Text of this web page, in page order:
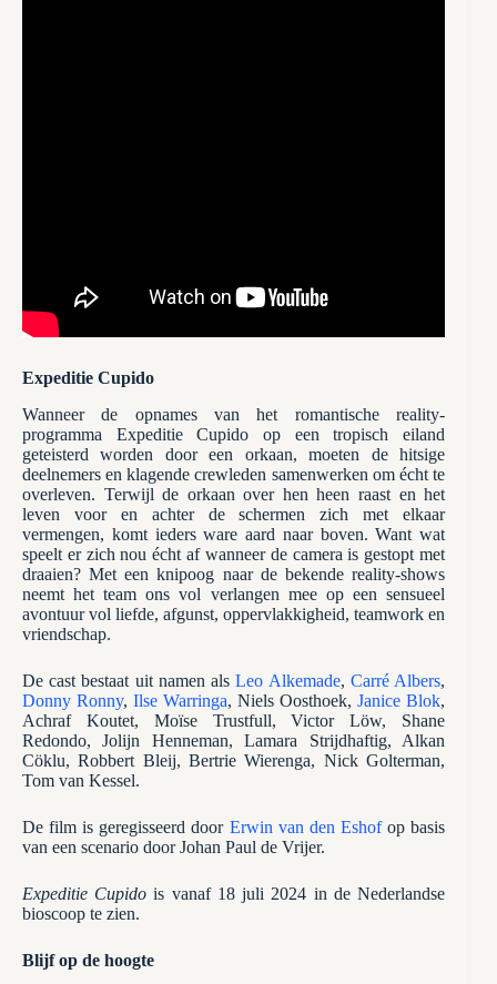
Expeditie Cupido
Wanneer de opnames van het romantische reality-
programma Expeditie Cupido op een tropisch eiland
geteisterd worden door een orkaan, moeten de hitsige
deelnemers en klagende crewleden samenwerken om écht te
overleven. Terwijl de orkaan over hen heen raast en het
leven voor en achter de schermen zich met elkaar
vermengen, komt ieders ware aard naar boven. Want wat
speelt er zich nou écht af wanneer de camera is gestopt met
draaien? Met een knipoog naar de bekende reality-shows
neemt het team ons vol verlangen mee op een sensueel
avontuur vol liefde, afgunst, oppervlakkigheid, teamwork en
vriendschap.
De cast bestaat uit namen alsLeo Alkemade, Carré Albers,
Donny Ronny,Ilse Warringa, Niels Oosthoek,Janice Blok,
Achraf Koutet, Moïse Trustfull, Victor Löw, Shane
Redondo, Jolijn Henneman, Lamara Strijdhaftig, Alkan
Cöklu, Robbert Bleij, Bertrie Wierenga, Nick Golterman,
Tom van Kessel.
De film is geregisseerd door Erwin van den Eshofop basis
van een scenario door Johan Paul de Vrijer.
Expeditie Cupido is vanaf 18 juli 2024 in de Nederlandse
bioscoop te zien.
Blijf op de hoogte